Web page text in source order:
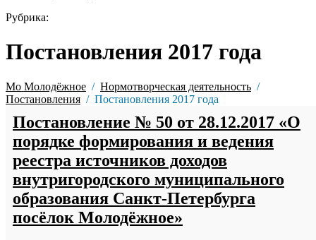
Рубрика:
Постановления 2017 года
Мо Молодёжное
Нормотворческая деятельность
Постановления
Постановления 2017 года
Постановление № 50 от 28.12.2017 «О
порядке формирования и ведения
реестра источников доходов
внутригородского муниципального
образования Санкт-Петербурга
посёлок Молодёжное»